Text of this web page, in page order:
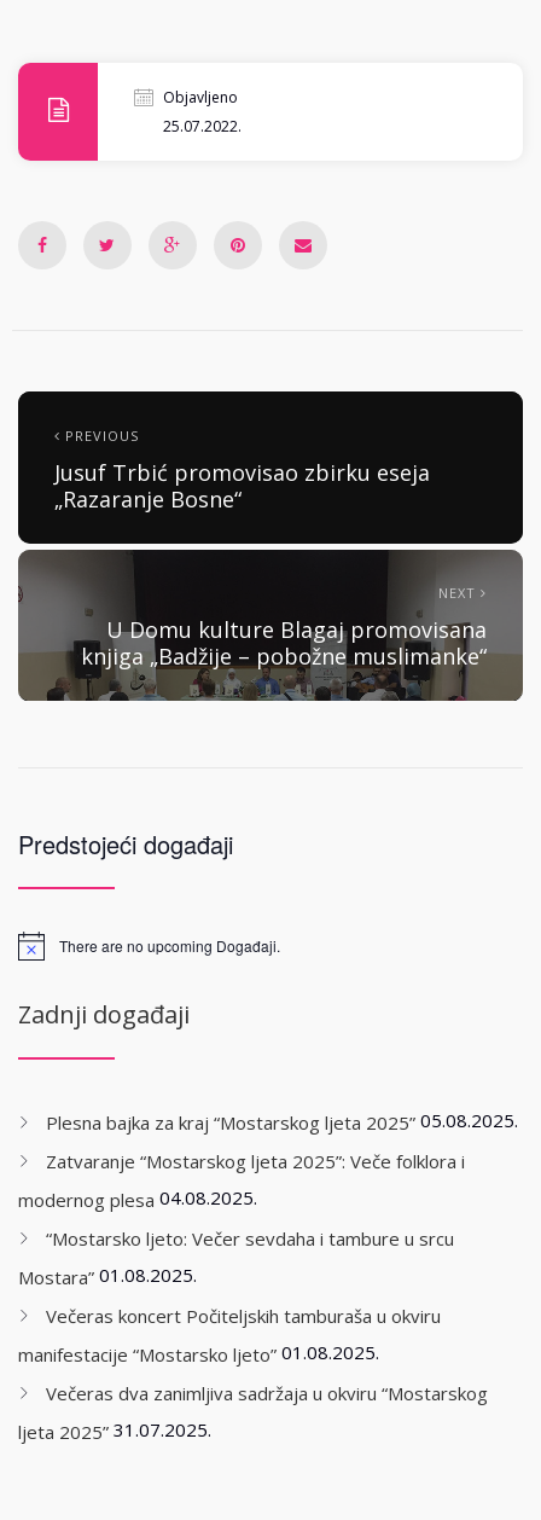
Objavljeno
25.07.2022.
PREVIOUS
Jusuf Trbić promovisao zbirku eseja
„Razaranje Bosne“
NEXT
U Domu kulture Blagaj promovisana
knjiga „Badžije – pobožne muslimanke“
Predstojeći događaji
There are no upcoming Događaji.
Zadnji događaji
Plesna bajka za kraj “Mostarskog ljeta 2025” 05.08.2025.
Zatvaranje “Mostarskog ljeta 2025”: Veče folklora i
modernog plesa 04.08.2025.
“Mostarsko ljeto: Večer sevdaha i tambure u srcu
Mostara” 01.08.2025.
Večeras koncert Počiteljskih tamburaša u okviru
manifestacije “Mostarsko ljeto” 01.08.2025.
Večeras dva zanimljiva sadržaja u okviru “Mostarskog
ljeta 2025” 31.07.2025.